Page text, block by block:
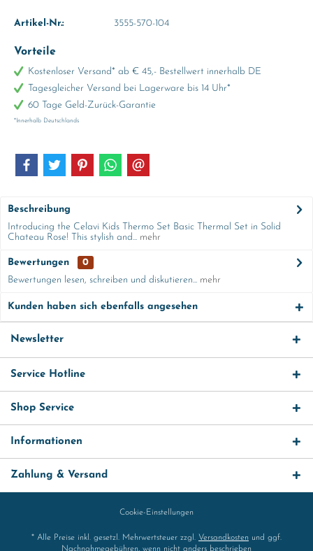
Artikel-Nr.: 3555-570-104
Vorteile
Kostenloser Versand* ab € 45,- Bestellwert innerhalb DE
Tagesgleicher Versand bei Lagerware bis 14 Uhr*
60 Tage Geld-Zurück-Garantie
*Innerhalb Deutschlands
Beschreibung
Introducing the Celavi Kids Thermo Set Basic Thermal Set in Solid
Chateau Rose! This stylish and... mehr
Bewertungen
0
Bewertungen lesen, schreiben und diskutieren... mehr
Kunden haben sich ebenfalls angesehen
Newsletter
Service Hotline
Shop Service
Informationen
Zahlung & Versand
Cookie-Einstellungen
* Alle Preise inkl. gesetzl. Mehrwertsteuer zzgl. Versandkosten und ggf.
Nachnahmegebühren, wenn nicht anders beschrieben